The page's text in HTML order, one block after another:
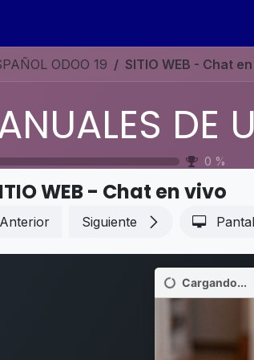
ODOO 19 SITIO WEB - Chat
0 %
WEB - Chat en vivo
Anterior Siguiente